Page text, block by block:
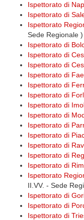
Ispettorato di
Ispettorato di
Ispettorato
Sede Regionale )
Ispettorato di
Ispettorato di
Ispettorato di
Ispettorato di
Ispettorato di
Ispettorato di
Ispettorato di
Ispettorato di
Ispettorato di
Ispettorato di
Ispettorato di
Ispettorato di
Ispettorato di
Ispettorato
II.VV. - Sede
Ispettorato di
Ispettorato di
Ispettorato di